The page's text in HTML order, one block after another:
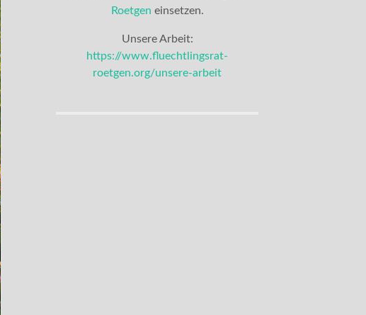
Roetgen einsetzen.
Unsere Arbeit:
https://www.fluechtlingsrat-
roetgen.org/unsere-arbeit